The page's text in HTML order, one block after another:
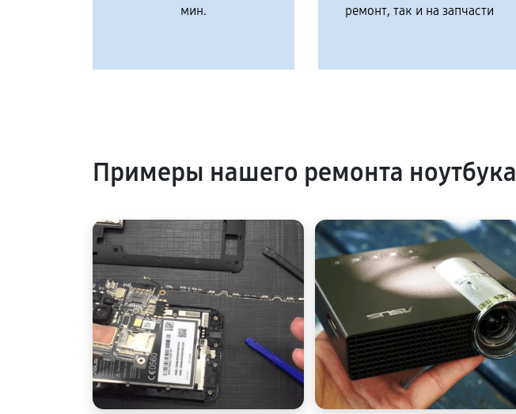
мин.
ремонт, так и на запчасти
Примеры нашего ремонта ноутбука